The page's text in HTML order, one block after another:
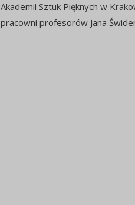
Akademii Sztuk Pięknych w
pracowni profesorów Jana